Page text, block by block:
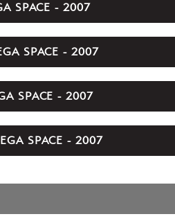
SPACE - 2007
SPACE - 2007
SPACE - 2007
SPACE - 2007